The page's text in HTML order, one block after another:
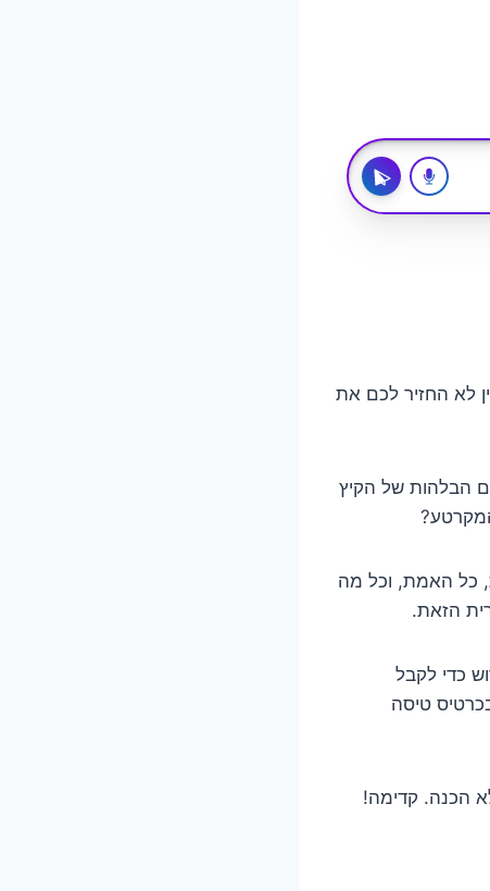
לא החזיר לכם את
הבלהות של הקיץ
כל האמת, וכל מה
הזאת.
כדי לקבל
טיסה
הכנה. קדימה!